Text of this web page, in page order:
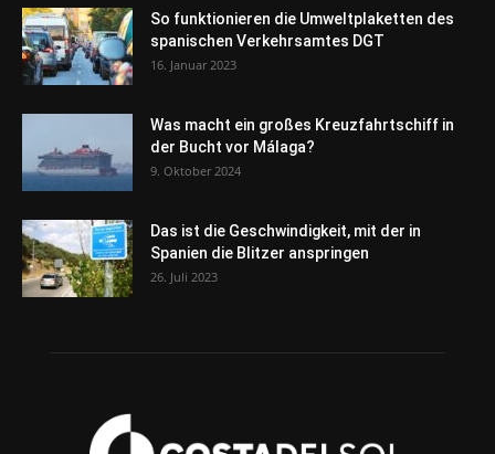
So funktionieren die Umweltplaketten des
spanischen Verkehrsamtes DGT
16. Januar 2023
Was macht ein großes Kreuzfahrtschiff in
der Bucht vor Málaga?
9. Oktober 2024
Das ist die Geschwindigkeit, mit der in
Spanien die Blitzer anspringen
26. Juli 2023